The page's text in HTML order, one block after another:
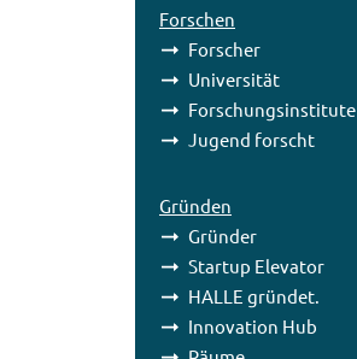
Forschen
Forscher
Universität
Forschungsinstitute
Jugend forscht
Gründen
Gründer
Startup Elevator
HALLE gründet.
Innovation Hub